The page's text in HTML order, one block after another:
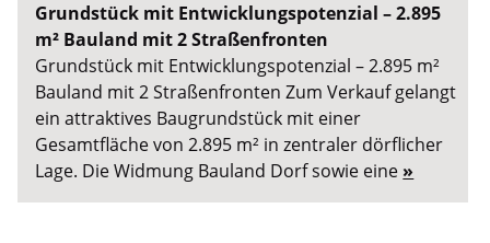
Grundstück mit Entwicklungspotenzial – 2.895
m² Bauland mit 2 Straßenfronten
Grundstück mit Entwicklungspotenzial – 2.895 m²
Bauland mit 2 Straßenfronten Zum Verkauf gelangt
ein attraktives Baugrundstück mit einer
Gesamtfläche von 2.895 m² in zentraler dörflicher
Lage. Die Widmung Bauland Dorf sowie eine »